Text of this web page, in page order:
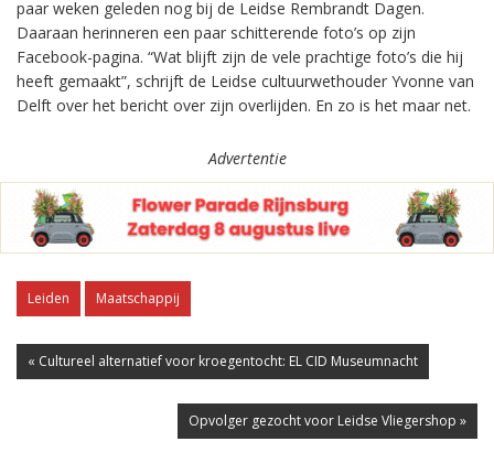
paar weken geleden nog bij de Leidse Rembrandt Dagen.
Daaraan herinneren een paar schitterende foto’s op zijn
Facebook-pagina. “Wat blijft zijn de vele prachtige foto’s die hij
heeft gemaakt”, schrijft de Leidse cultuurwethouder Yvonne van
Delft over het bericht over zijn overlijden. En zo is het maar net.
Advertentie
Leiden Maatschappij
« Cultureel alternatief voor kroegentocht: EL CID Museumnacht
Opvolger gezocht voor Leidse Vliegershop »